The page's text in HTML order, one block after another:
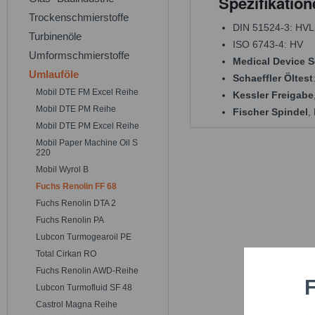
Trockenschmierstoffe
Turbinenöle
Umformschmierstoffe
Umlauföle
Mobil DTE FM Excel Reihe
Mobil DTE PM Reihe
Mobil DTE PM Excel Reihe
Mobil Paper Machine Oil S
220
Mobil Wyrol B
Fuchs Renolin FF 68
Fuchs Renolin DTA 2
Fuchs Renolin PA
Lubcon Turmogearoil PE
Total Cirkan RO
Fuchs Renolin AWD-Reihe
Lubcon Turmofluid SF 48
Castrol Magna Reihe
DIN 51524-3:
ISO 6743-4: HV
Medical Device
Schaeffler Öltest
Kessler Freigabe
Fischer Spindel